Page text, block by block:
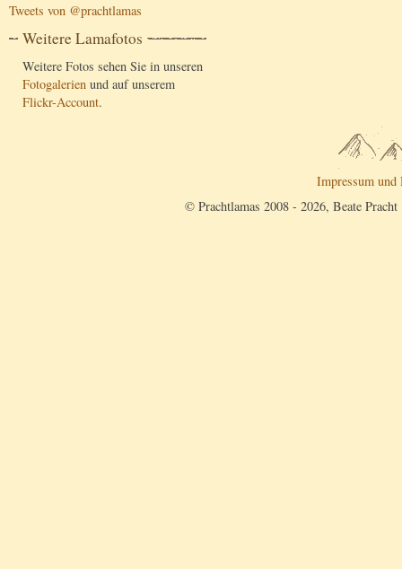
Tweets von @prachtlamas
Weitere Lamafotos
Weitere Fotos sehen Sie in unseren
Fotogalerien und auf unserem
Flickr-Account.
Impressum und
© Prachtlamas 2008 - 2026, Beate Pracht